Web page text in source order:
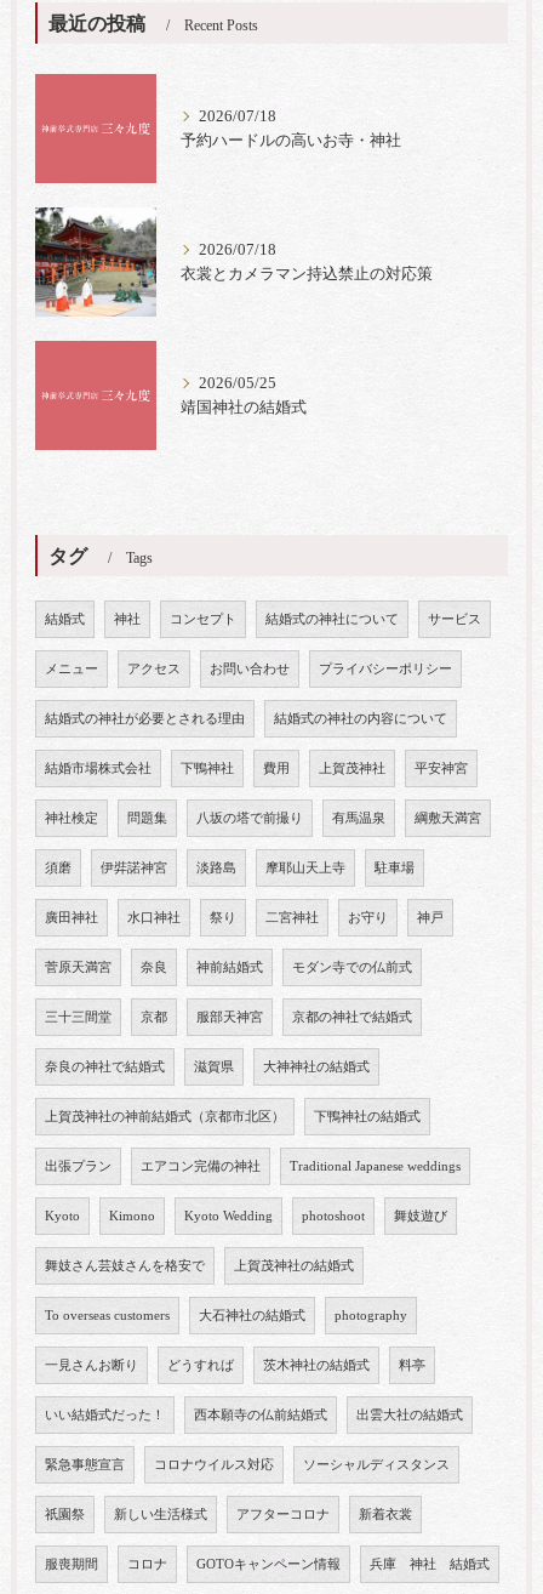
最近の投稿 Recent Posts
2026/07/18
予約ハードルの高いお寺・神社
2026/07/18
衣裳とカメラマン持込禁止の対応策
2026/05/25
靖国神社の結婚式
タグ Tags
結婚式 神社 コンセプト 結婚式の神社について サービス
メニュー アクセス お問い合わせ プライバシーポリシー
結婚式の神社が必要とされる理由 結婚式の神社の内容について
結婚市場株式会社 下鴨神社 費用 上賀茂神社 平安神宮
神社検定 問題集 八坂の塔で前撮り 有馬温泉 綱敷天満宮
須磨 伊弉諾神宮 淡路島 摩耶山天上寺 駐車場
廣田神社 水口神社 祭り 二宮神社 お守り 神戸
菅原天満宮 奈良 神前結婚式 モダン寺での仏前式
三十三間堂 京都 服部天神宮 京都の神社で結婚式
奈良の神社で結婚式 滋賀県 大神神社の結婚式
上賀茂神社の神前結婚式（京都市北区） 下鴨神社の結婚式
出張プラン エアコン完備の神社 Traditional Japanese weddings
Kyoto Kimono Kyoto Wedding photoshoot 舞妓遊び
舞妓さん芸妓さんを格安で 上賀茂神社の結婚式
To overseas customers 大石神社の結婚式 photography
一見さんお断り どうすれば 茨木神社の結婚式 料亭
いい結婚式だった！ 西本願寺の仏前結婚式 出雲大社の結婚式
緊急事態宣言 コロナウイルス対応 ソーシャルディスタンス
祇園祭 新しい生活様式 アフターコロナ 新着衣裳
服喪期間 コロナ GOTOキャンペーン情報 兵庫 神社 結婚式